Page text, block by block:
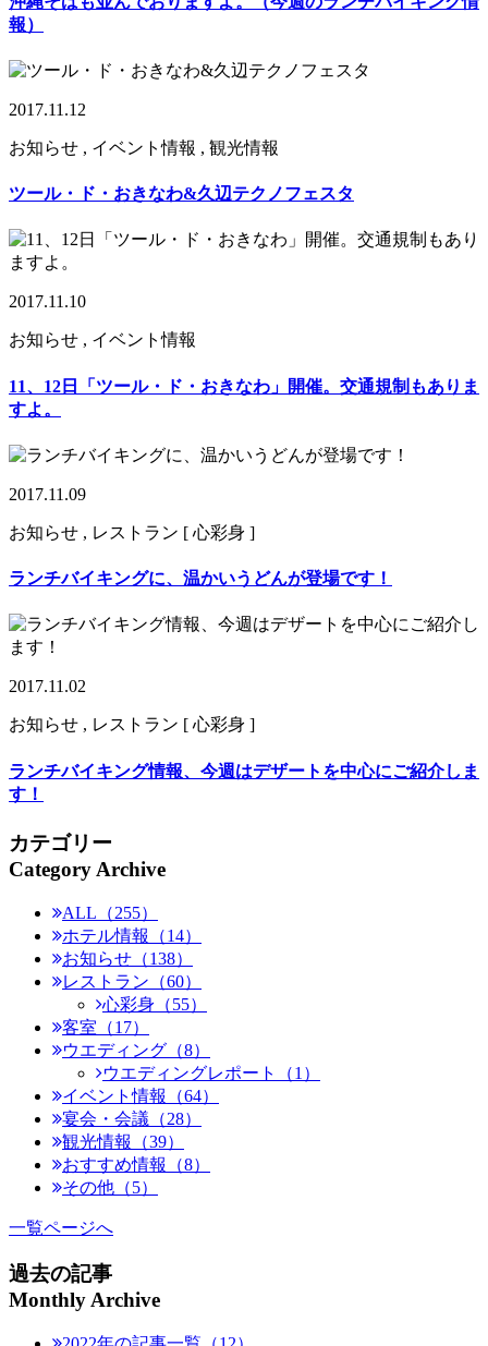
報）
2017.11.12
お知らせ , イベント情報 , 観光情報
ツール・ド・おきなわ&久辺テクノフェスタ
2017.11.10
お知らせ , イベント情報
11、12日「ツール・ド・おきなわ」開催。交通規制もありま
すよ。
2017.11.09
お知らせ , レストラン [ 心彩身 ]
ランチバイキングに、温かいうどんが登場です！
2017.11.02
お知らせ , レストラン [ 心彩身 ]
ランチバイキング情報、今週はデザートを中心にご紹介しま
す！
カテゴリー
Category Archive
ALL（255）
ホテル情報（14）
お知らせ（138）
レストラン（60）
心彩身（55）
客室（17）
ウエディング（8）
ウエディングレポート（1）
イベント情報（64）
宴会・会議（28）
観光情報（39）
おすすめ情報（8）
その他（5）
一覧ページへ
過去の記事
Monthly Archive